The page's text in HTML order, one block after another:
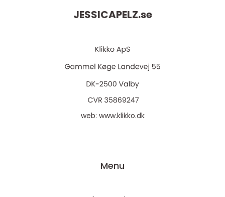
JESSICAPELZ.se
web: www.klikko.dk
Menu